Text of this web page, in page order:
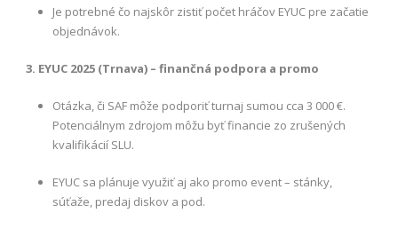
Je potrebné čo najskôr zistiť počet hráčov EYUC pre začatie
objednávok.
3. EYUC 2025 (Trnava) – finančná podpora a promo
Otázka, či SAF môže podporiť turnaj sumou cca 3 000 €.
Potenciálnym zdrojom môžu byť financie zo zrušených
kvalifikácií SLU.
EYUC sa plánuje využiť aj ako promo event – stánky,
súťaže, predaj diskov a pod.